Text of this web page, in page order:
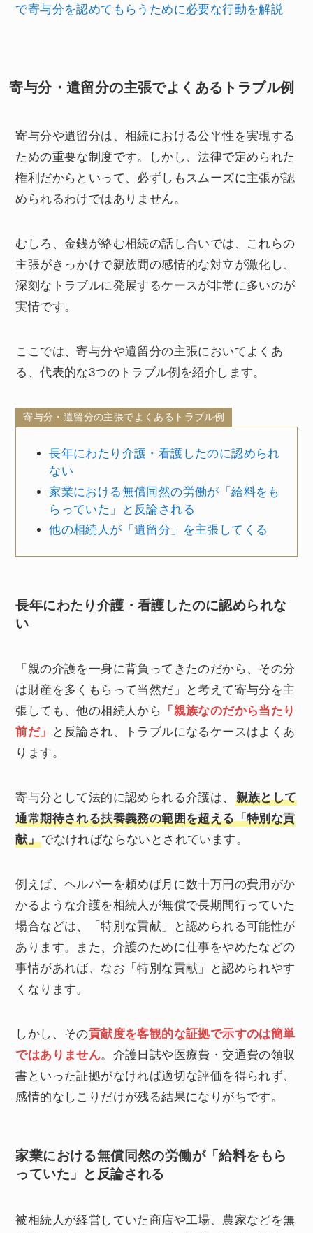
で寄与分を認めてもらうために必要な行動を解説
寄与分・遺留分の主張でよくあるトラブル例
寄与分や遺留分は、相続における公平性を実現する
ための重要な制度です。しかし、法律で定められた
権利だからといって、必ずしもスムーズに主張が認
められるわけではありません。
むしろ、金銭が絡む相続の話し合いでは、これらの
主張がきっかけで親族間の感情的な対立が激化し、
深刻なトラブルに発展するケースが非常に多いのが
実情です。
ここでは、寄与分や遺留分の主張においてよくあ
る、代表的な3つのトラブル例を紹介します。
寄与分・遺留分の主張でよくあるトラブル例
長年にわたり介護・看護したのに認められ
ない
家業における無償同然の労働が「給料をも
らっていた」と反論される
他の相続人が「遺留分」を主張してくる
長年にわたり介護・看護したのに認められな
い
「親の介護を一身に背負ってきたのだから、その分
は財産を多くもらって当然だ」と考えて寄与分を主
張しても、他の相続人から
「親族なのだから当たり
前だ」
と反論され、トラブルになるケースはよくあ
ります。
寄与分として法的に認められる介護は、
親族として
通常期待される扶養義務の範囲を超える「特別な貢
献」でなければならないとされています。
例えば、ヘルパーを頼めば月に数十万円の費用がか
かるような介護を相続人が無償で長期間行っていた
場合などは、「特別な貢献」と認められる可能性が
あります。また、介護のために仕事をやめたなどの
事情があれば、なお「特別な貢献」と認められやす
くなります。
しかし、その貢献度を客観的な証拠で示すのは簡単
ではありません。介護日誌や医療費・交通費の領収
書といった証拠がなければ適切な評価を得られず、
感情的なしこりだけが残る結果になりがちです。
家業における無償同然の労働が「給料をもら
っていた」と反論される
被相続人が経営していた商店や工場、農家などを無